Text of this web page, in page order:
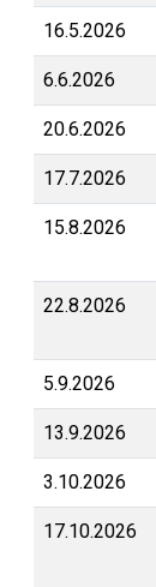
16.5.2026
6.6.2026
20.6.2026
17.7.2026
15.8.2026
22.8.2026
5.9.2026
13.9.2026
3.10.2026
17.10.2026